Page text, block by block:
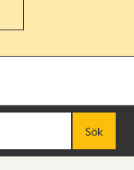
Sök